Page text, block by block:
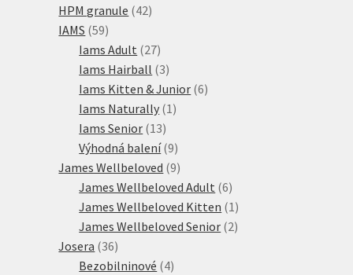
HPM granule 4242
IAMS 5959
produktů
Iams Adult 2727
produktů
Iams Hairball 33
produkty
Iams Kitten & Junior 66
Iams Naturally 1 1
Iams Senior 1313
produktů
Výhodná balení 99
produktů
James Wellbeloved 99
produktů
James Wellbeloved Adult 66
produktů
James Wellbeloved Kitten 1 1
produkt
James Wellbeloved Senior 22
Josera 3636
produktů
Bezobilninové 44